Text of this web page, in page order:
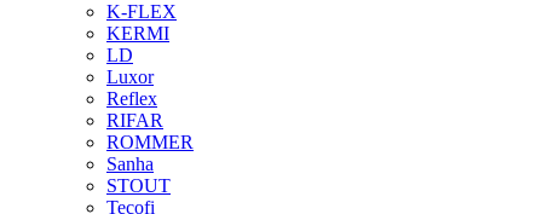
K-FLEX
KERMI
LD
Luxor
Reflex
RIFAR
ROMMER
Sanha
STOUT
Tecofi